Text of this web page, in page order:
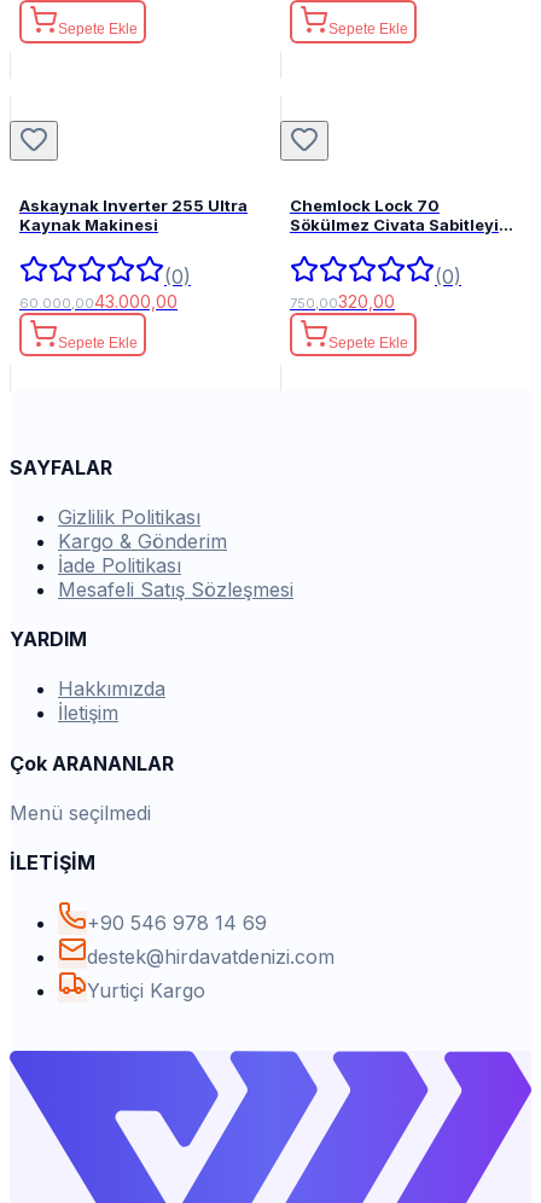
Sepete Ekle Sepete Ekle
Askaynak Inverter 255 Ultra
Kaynak Makinesi
(0)
60.000,0043.000,00
Sepete Ekle
Chemlock Lock 70
Sökülmez Civata Sabitleyici
(0)
750,00320,00
Sepete Ekle
SAYFALAR
Gizlilik Politikası
Kargo & Gönderim
İade Politikası
Mesafeli Satış Sözleşmesi
YARDIM
Hakkımızda
İletişim
Çok ARANANLAR
Menü seçilmedi
İLETİŞİM
+90 546 978 14 69
destek@hirdavatdenizi.com
Yurtiçi Kargo